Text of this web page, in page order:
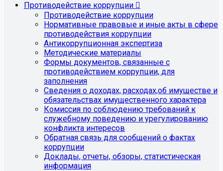
Противодействие коррупции
Противодействие коррупции
Нормативные правовые и иные акты в сфере
противодействия коррупции
Антикоррупционная экспертиза
Методические материалы
Формы документов, связанные с
противодействием коррупции, для
заполнения
Сведения о доходах, расходах,об имуществе и
обязательствах имущественного характера
Комиссия по соблюдению требований к
служебному поведению и урегулированию
конфликта интересов
Обратная связь для сообщений о фактах
коррупции
Доклады, отчеты, обзоры, статистическая
информация